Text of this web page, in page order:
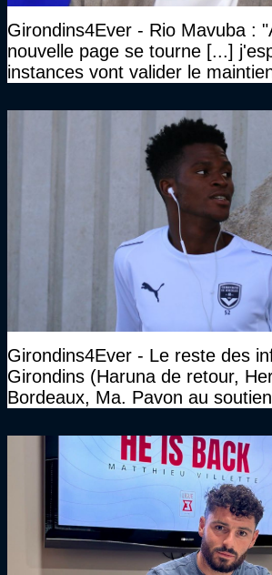
Girondins4Ever - Rio Mavuba :
nouvelle page se tourne [...]
instances vont valider le
haut niveau"
Girondins4Ever - Le reste des
Girondins (Haruna de retour,
Bordeaux, Ma. Pavon au